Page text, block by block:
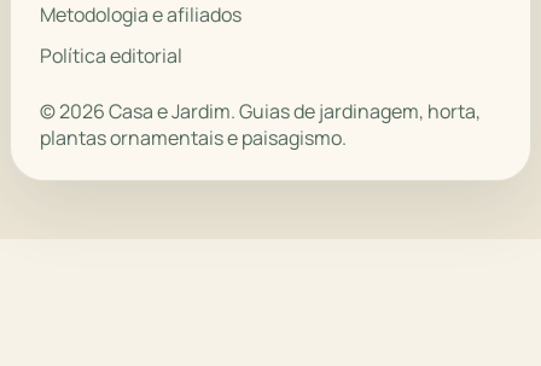
Metodologia e afiliados
Política editorial
© 2026 Casa e Jardim. Guias de jardinagem, horta,
plantas ornamentais e paisagismo.